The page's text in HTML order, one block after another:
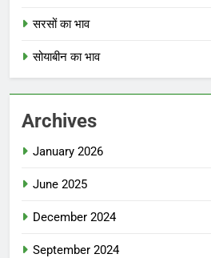
सरसों का भाव
सोयाबीन का भाव
Archives
January 2026
June 2025
December 2024
September 2024